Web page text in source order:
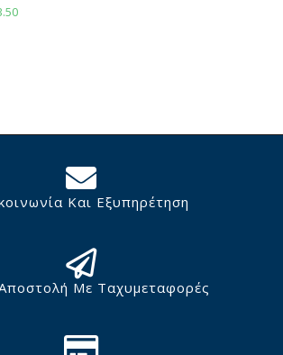
Και Εξυπηρέτηση
Με Ταχυμεταφορές